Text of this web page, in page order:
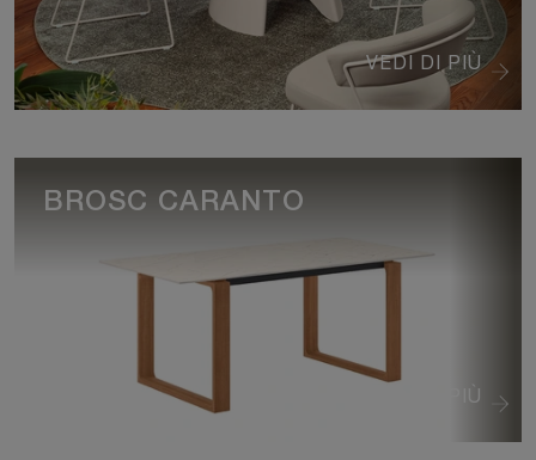
VEDI DI PIÙ
VEDI DI PIÙ
BROSC CARANTO